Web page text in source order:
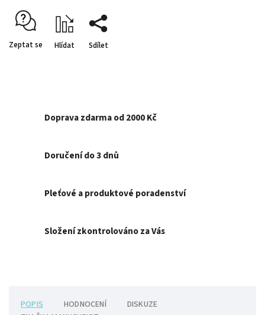
Zeptat se Hlídat Sdílet
Doprava zdarma od 2000 Kč
Doručení do 3 dnů
Pleťové a produktové poradenství
Složení zkontrolováno za Vás
POPIS HODNOCENÍ
DISKUZE